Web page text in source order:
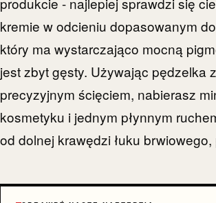
kremie w odcieniu dopasowanym
który ma wystarczająco mocną
jest zbyt gęsty. Używając pędzelka
precyzyjnym ścięciem, nabierasz
kosmetyku i jednym płynnym
od dolnej krawędzi łuku